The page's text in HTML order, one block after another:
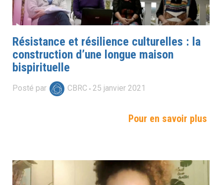
Résistance et résilience culturelles : la
construction d’une longue maison
bispirituelle
Posté par CBRC 25 janvier 2021
Pour en savoir plus